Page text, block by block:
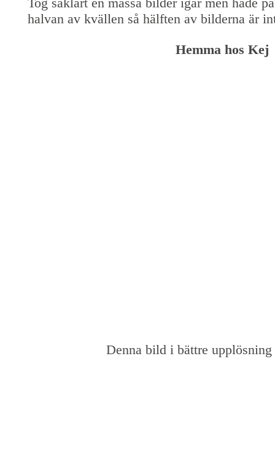
halvan av kvällen så hälften av bilderna är
Hemma hos Kej
Denna bild i bättre